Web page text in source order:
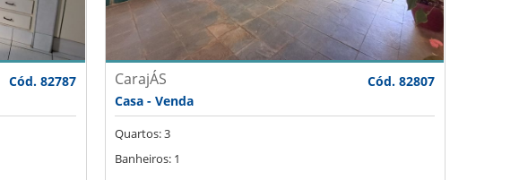
Cód. 82787
CarajÁS
Cód. 82807
Casa - Venda
Quartos: 3
Banheiros: 1